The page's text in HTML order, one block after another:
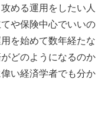
める運用をしたい人
や保険中心でいいの
を始めて数年経たな
どのようになるのか
い経済学者でも分か